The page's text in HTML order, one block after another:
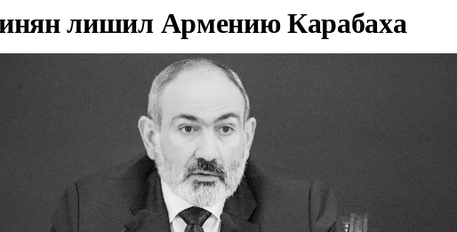
лишил Армению Карабаха